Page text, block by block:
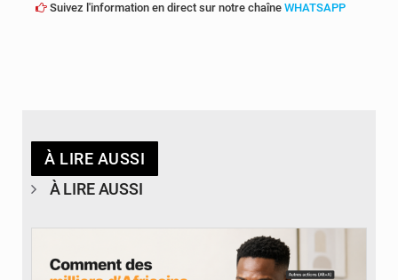
Suivez l'information en direct sur notre chaîne WHATSAPP
À LIRE AUSSI
À LIRE AUSSI